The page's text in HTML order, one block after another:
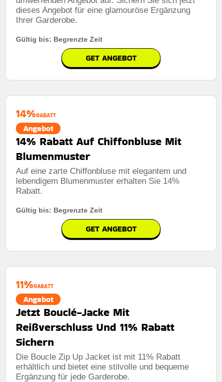
dieses Angebot für eine glamouröse Ergänzung
Ihrer Garderobe.
Gültig bis: Begrenzte Zeit
GET ANGEBOT
14%RABATT
Angebot
14% Rabatt Auf Chiffonbluse Mit
Blumenmuster
Auf eine zarte Chiffonbluse mit elegantem und
lebendigem Blumenmuster erhalten Sie 14%
Rabatt.
Gültig bis: Begrenzte Zeit
GET ANGEBOT
11%RABATT
Angebot
Jetzt Bouclé-Jacke Mit
Reißverschluss Und 11% Rabatt
Sichern
Die Boucle Zip Up Jacket ist mit 11% Rabatt
erhältlich und bietet eine stilvolle und bequeme
Ergänzung für jede Garderobe.